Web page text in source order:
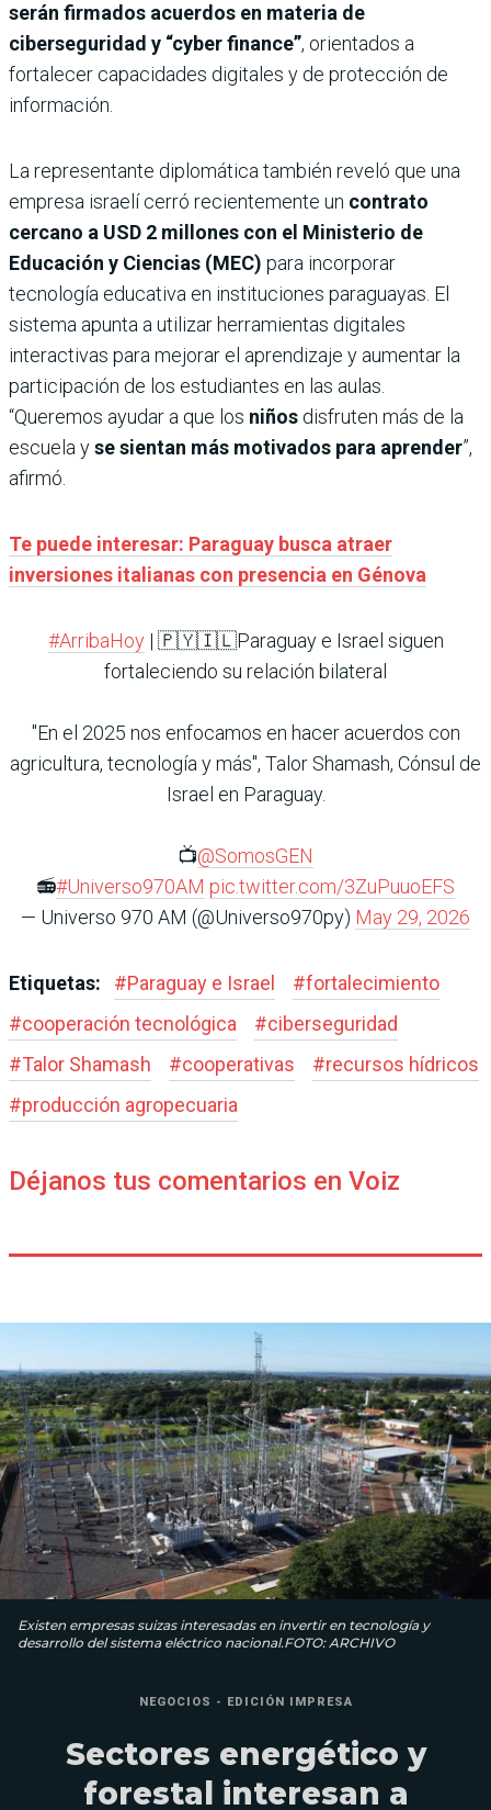
serán firmados acuerdos en materia de
ciberseguridad y “cyber finance”, orientados a
fortalecer capacidades digitales y de protección de
información.
La representante diplomática también reveló que una
empresa israelí cerró recientemente un contrato
cercano a USD 2 millones con el Ministerio de
Educación y Ciencias (MEC) para incorporar
tecnología educativa en instituciones paraguayas. El
sistema apunta a utilizar herramientas digitales
interactivas para mejorar el aprendizaje y aumentar la
participación de los estudiantes en las aulas.
“Queremos ayudar a que los niños disfruten más de la
escuela yse sientan más motivados para aprender”,
afirmó.
Te puede interesar: Paraguay busca atraer
inversiones italianas con presencia en Génova
#ArribaHoy| 🇵🇾🇮🇱Paraguay e Israel siguen
fortaleciendo su relación bilateral
"En el 2025 nos enfocamos en hacer acuerdos con
agricultura, tecnología y más", Talor Shamash, Cónsul de
Israel en Paraguay.
📺@SomosGEN
📻#Universo970AM pic.twitter.com/3ZuPuuoEFS
— Universo 970 AM (@Universo970py) May 29, 2026
Etiquetas: #Paraguay e Israel #fortalecimiento
#cooperación tecnológica #ciberseguridad
#Talor Shamash #cooperativas #recursos hídricos
#producción agropecuaria
Déjanos tus comentarios en Voiz
Existen empresas suizas interesadas en invertir en tecnología y
desarrollo del sistema eléctrico nacional.FOTO: ARCHIVO
NEGOCIOS - EDICIÓN IMPRESA
Sectores energético y
forestal interesan a